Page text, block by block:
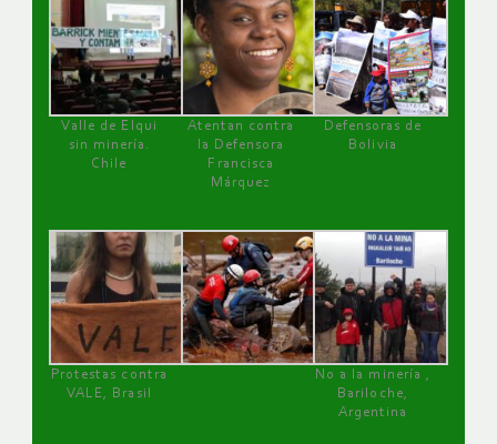
Valle de Elqui
sin minería.
Chile
Atentan contra
la Defensora
Francisca
Márquez
Defensoras de
Bolivia
Protestas contra
VALE, Brasil
No a la minería ,
Bariloche,
Argentina